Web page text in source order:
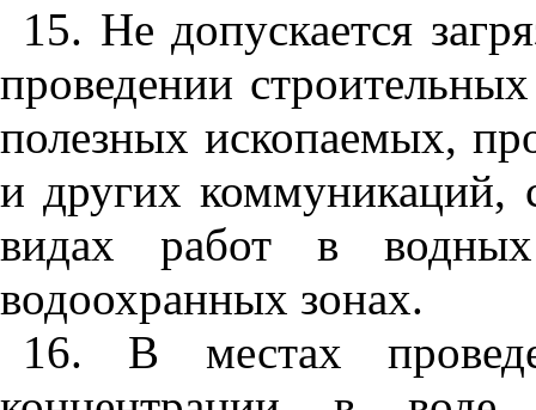
15. Не допускается
проведении
полезных ископаемых,
и других коммуникаций,
видах работ в
водоохранных зонах.
16. В местах